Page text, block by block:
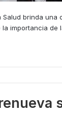
Salud brinda una
importancia de